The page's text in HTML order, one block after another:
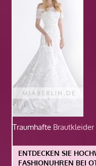
Traumhafte Brautkleider
ENTDECKEN SIE
FASHIONUHREN BEI